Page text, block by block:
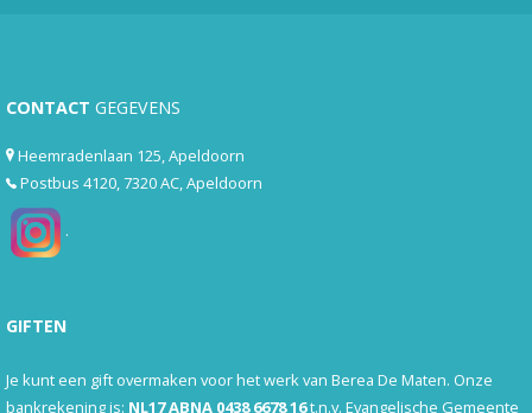
CONTACT GEGEVENS
Heemradenlaan 125, Apeldoorn
Postbus 4120, 7320 AC, Apeldoorn
.
GIFTEN
Je kunt een gift overmaken voor het werk van Berea De Maten. Onze
bankrekening is: NL17 ABNA 0438 6678 16t.n.v. Evangelische Gemeente